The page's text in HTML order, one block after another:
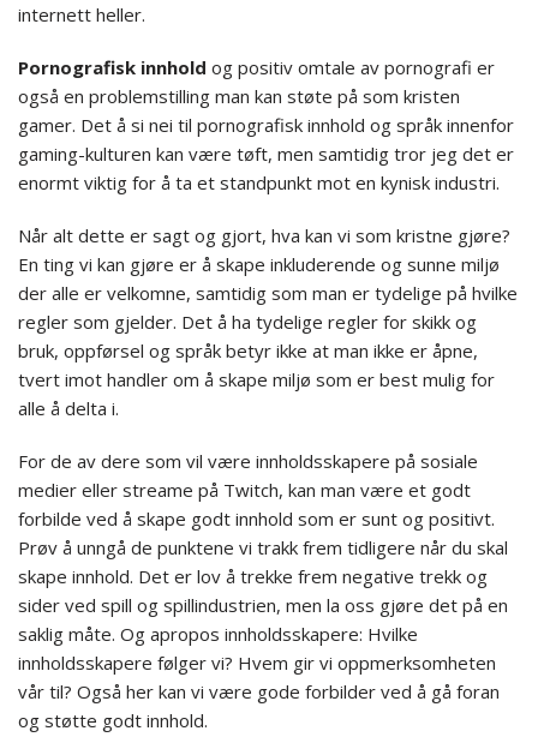
internett heller.
Pornografisk innhold og positiv omtale av pornografi er
også en problemstilling man kan støte på som kristen
gamer. Det å si nei til pornografisk innhold og språk innenfor
gaming-kulturen kan være tøft, men samtidig tror jeg det er
enormt viktig for å ta et standpunkt mot en kynisk industri.
Når alt dette er sagt og gjort, hva kan vi som kristne gjøre?
En ting vi kan gjøre er å skape inkluderende og sunne miljø
der alle er velkomne, samtidig som man er tydelige på hvilke
regler som gjelder. Det å ha tydelige regler for skikk og
bruk, oppførsel og språk betyr ikke at man ikke er åpne,
tvert imot handler om å skape miljø som er best mulig for
alle å delta i.
For de av dere som vil være innholdsskapere på sosiale
medier eller streame på Twitch, kan man være et godt
forbilde ved å skape godt innhold som er sunt og positivt.
Prøv å unngå de punktene vi trakk frem tidligere når du skal
skape innhold. Det er lov å trekke frem negative trekk og
sider ved spill og spillindustrien, men la oss gjøre det på en
saklig måte. Og apropos innholdsskapere: Hvilke
innholdsskapere følger vi? Hvem gir vi oppmerksomheten
vår til? Også her kan vi være gode forbilder ved å gå foran
og støtte godt innhold.